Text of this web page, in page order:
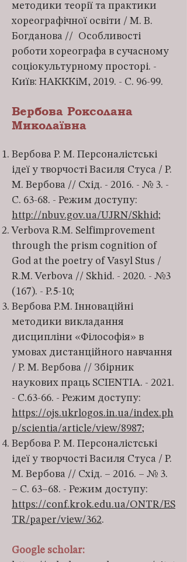
методики теорії та практики
хореографічної освіти / М. В.
Богданова // Особливості
роботи хореографа в сучасному
соціокультурному просторі. -
Київ: НАКККіМ, 2019. - С. 96-99.
Вербова Роксолана
Миколаївна
Вербова Р. М. Персоналістські
ідеї у творчості Василя Стуса / Р.
М. Вербова // Схід. - 2016. - № 3. -
С. 63-68. - Режим доступу:
http://nbuv.gov.ua/UJRN/Skhid;
Verbova R.M. Selfimprovement
through the prism cognition of
God at the poetry of Vasyl Stus /
R.M. Verbova // Skhid. - 2020. - №3
(167). - P.5-10;
Вербова Р.М. Інноваційні
методики викладання
дисципліни «Філософія» в
умовах дистанційного навчання
/ Р. М. Вербова // Збірник
наукових праць SCIENTIA. - 2021.
- С.63-66. - Режим доступу:
https://ojs.ukrlogos.in.ua/index.ph
p/scientia/article/view/8987;
Вербова Р. М. Персоналістські
ідеї у творчості Василя Стуса / Р.
М. Вербова // Схід. – 2016. – № 3.
– С. 63–68. - Режим доступу:
https://conf.krok.edu.ua/ONTR/ES
TR/paper/view/362.
Google scholar: